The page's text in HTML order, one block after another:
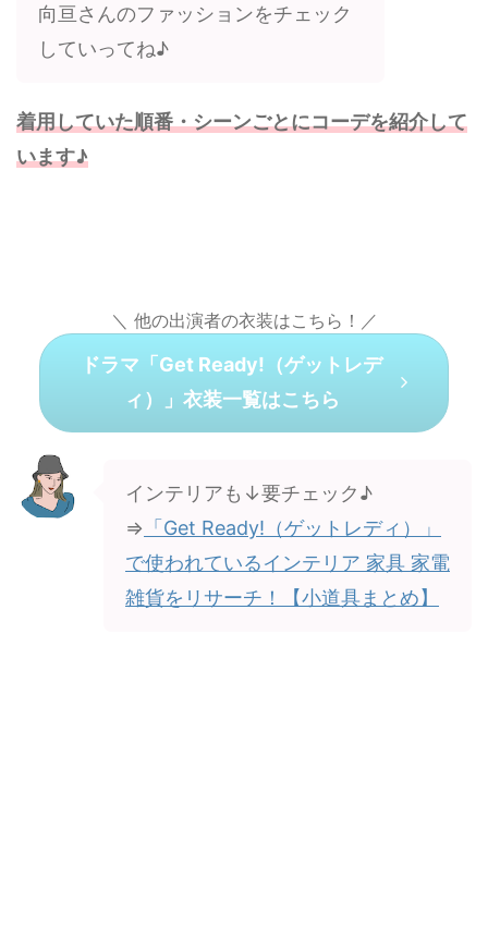
向亘さんのファッションをチェック
していってね♪
着用していた順番・シーンごとにコーデを紹介して
います♪
＼ 他の出演者の衣装はこちら！／
ドラマ「Get Ready!（ゲットレデ
ィ）」衣装一覧はこちら
インテリアも↓要チェック♪
⇒ 「Get Ready!（ゲットレディ）」
で使われているインテリア 家具 家電
雑貨をリサーチ！【小道具まとめ】